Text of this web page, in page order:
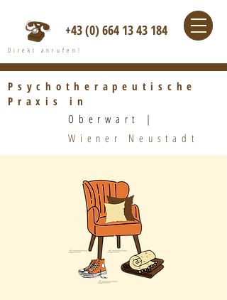
Wiener Neustadt
Oberwart |​
Psychotherapeutische
Praxis in
Direkt anrufen!
+43 (0) 664 13 43 184